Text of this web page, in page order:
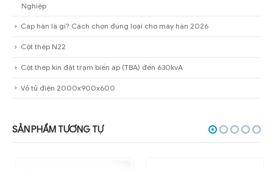
Nghiệp
Cáp hàn là gì? Cách chọn đúng loại cho máy hàn 2026
Cột thép N22
Cột thép kín đặt trạm biến áp (TBA) đến 630kvA
Vỏ tủ điện 2000x900x600
SẢN PHẨM TƯƠNG TỰ